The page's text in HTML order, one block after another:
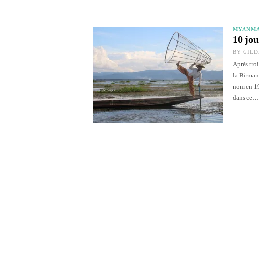
10
BY
Après
la
nom en
dans ce…